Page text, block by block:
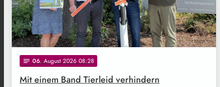
notes 06. August 2026 08:28
Mit einem Band Tierleid verhindern